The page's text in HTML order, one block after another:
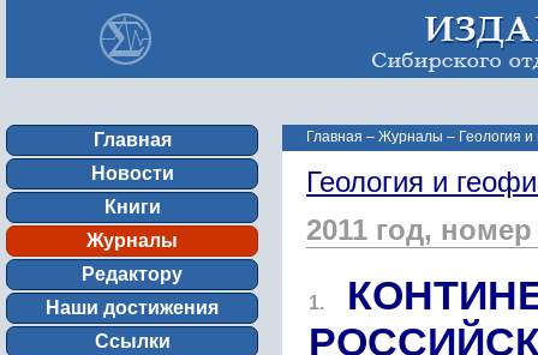
Главная
Новости
Книги
Журналы
Редактору
Наши достижения
Ссылки
Главная – Журналы – Геология
Геология и
2011 год, номер
1.